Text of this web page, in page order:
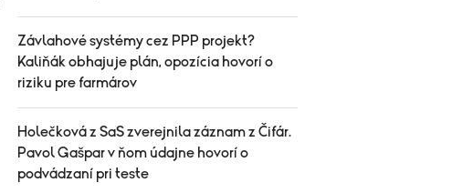
Závlahové systémy cez PPP projekt?
Kaliňák obhajuje plán, opozícia hovorí o
riziku pre farmárov
Holečková z SaS zverejnila záznam z Čifár.
Pavol Gašpar v ňom údajne hovorí o
podvádzaní pri teste